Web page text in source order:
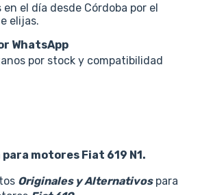
en el día desde Córdoba por el
elijas.
WhatsApp
por stock y compatibilidad
motores Fiat 619 N1.
Originales y Alternativospara